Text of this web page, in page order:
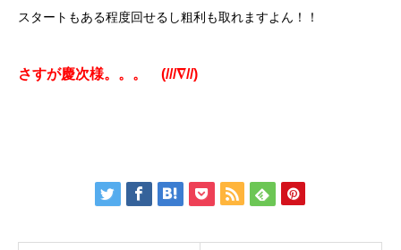
スタートもある程度回せるし粗利も取れますよん！！
さすが慶次様。。。 (///∇//)